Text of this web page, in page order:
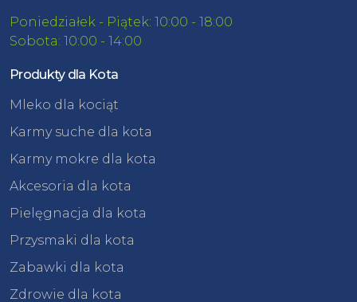
Poniedziałek - Piątek: 10:00 - 18:00
Sobota: 10:00 - 14:00
Produkty dla Kota
Mleko dla kociąt
Karmy suche dla kota
Karmy mokre dla kota
Akcesoria dla kota
Pielęgnacja dla kota
Przysmaki dla kota
Zabawki dla kota
Zdrowie dla kota